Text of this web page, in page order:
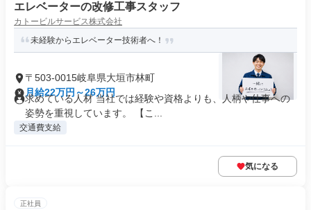
エレベーターの改修工事スタッフ
カトービルサービス株式会社
未経験からエレベーター技術者へ！
〒503-0015岐阜県大垣市林町
月給22万円～26万円
求めている人材 当社では経験や資格よりも、人柄や仕事への
姿勢を重視しています。 【こ...
交通費支給
気になる
正社員